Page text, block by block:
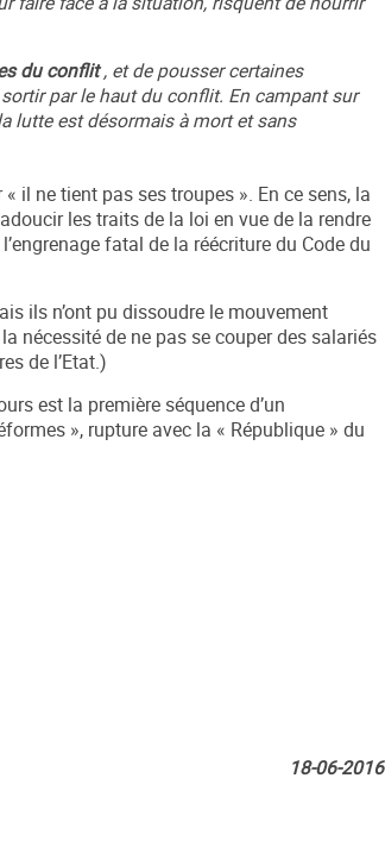
du conflit, et de pousser certaines
par le haut du conflit. En campant sur
lutte est désormais à mort et sans
il ne tient pas ses troupes ». En ce sens, la
les traits de la loi en vue de la rendre
fatal de la réécriture du Code du
ils n’ont pu dissoudre le mouvement
nécessité de ne pas se couper des salariés
de l’Etat.)
est la première séquence d’un
», rupture avec la « République » du
18-06-2016